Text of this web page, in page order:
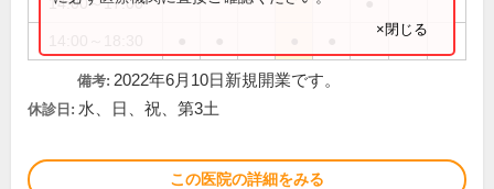
×閉じる
備考: 2022年6月10日新規開業です。
休診日: 水、日、祝、第3土
この医院の詳細をみる